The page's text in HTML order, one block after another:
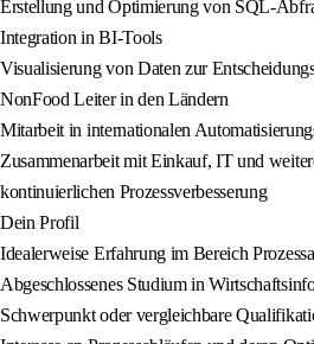
Erstellung und Optimierung von SQL-
Integration in BI-Tools
Visualisierung von Daten zur
NonFood Leiter in den Ländern
Mitarbeit in internationalen
Zusammenarbeit mit Einkauf, IT und
kontinuierlichen Prozessverbesserung
Dein Profil
Idealerweise Erfahrung im Bereich
Abgeschlossenes Studium in
Schwerpunkt oder vergleichbare